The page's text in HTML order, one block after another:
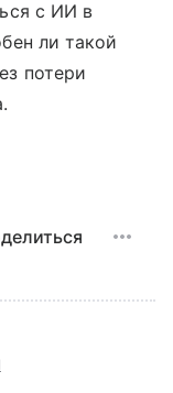
с ИИ в
ли такой
потери